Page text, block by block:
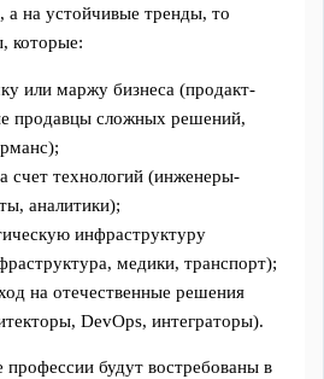
а на устойчивые тренды, то
которые:
или маржу бизнеса (продакт-
продавцы сложных решений,
счет технологий (инженеры-
аналитики);
инфраструктуру
медики, транспорт);
на отечественные решения
DevOps, интеграторы).
профессии будут востребованы в